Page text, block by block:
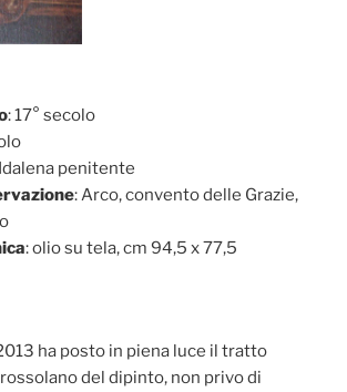
: 17° secolo
penitente
: Arco, convento delle Grazie,
: olio su tela, cm 94,5 x 77,5
ha posto in piena luce il tratto
del dipinto, non privo di